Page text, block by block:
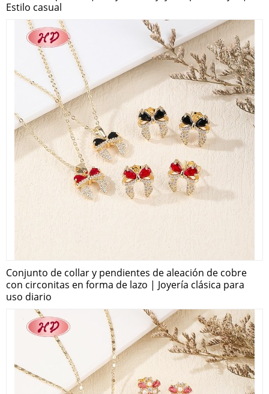
Estilo casual
Conjunto de collar y pendientes de aleación de cobre
con circonitas en forma de lazo | Joyería clásica para
uso diario